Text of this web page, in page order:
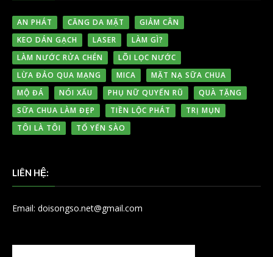
AN PHÁT CĂNG DA MẶT
GIẢM CÂN
KEO DÁN GẠCH
LASER
LÀM GÌ?
LÀM NƯỚC RỬA CHÉN
LÕI LỌC NƯỚC
LỪA ĐẢO QUA MẠNG
MICA
MẶT NẠ SỮA CHUA
MỘ ĐÁ
NÓI XẤU PHỤ NỮ QUYẾN RŨ
QUÀ TẶNG
SỮA CHUA LÀM ĐẸP
TIỀN LỘC PHÁT
TRỊ MỤN
TÔI LÀ TÔI
TỔ YẾN SÀO
LIÊN HỆ:
Email: doisongso.net@gmail.com